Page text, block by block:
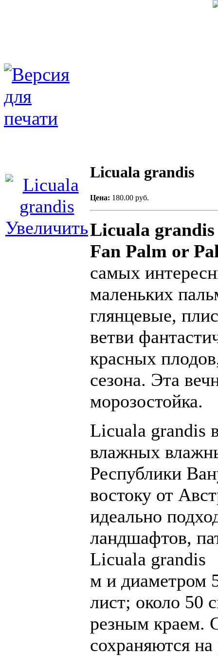
Увеличить
Licuala grandis
Цена: 180.00 руб.
Licuala
Fan Palm or
самых
маленьких
глянцевые,
ветви
красных
сезона. Эта
морозостойка.
Licuala grandis
влажных
Республики
востоку от
идеально
ландшафтов,
Licuala grandis
м и диаметром
лист; около 50
резным краем.
сохраняются